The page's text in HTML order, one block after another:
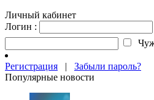
Личный кабинет
Логин :
Регистрация | Забыли пароль?
Популярные новости